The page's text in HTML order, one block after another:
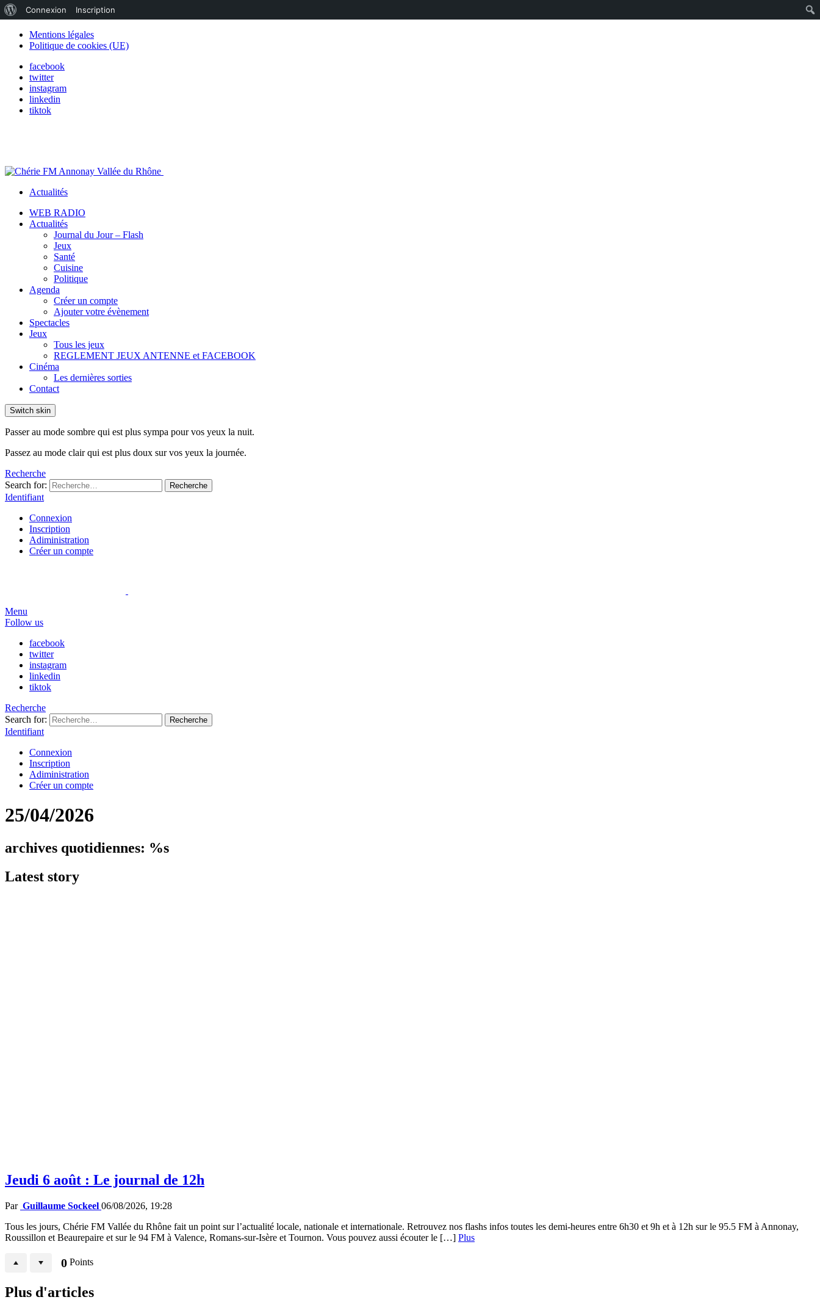
Mentions légales
Politique de cookies (UE)
facebook
twitter
instagram
linkedin
tiktok
Actualités
WEB RADIO
Actualités
Journal du Jour – Flash
Jeux
Santé
Cuisine
Politique
Agenda
Créer un compte
Ajouter votre évènement
Spectacles
Jeux
Tous les jeux
REGLEMENT JEUX ANTENNE et FACEBOOK
Cinéma
Les dernières sorties
Contact
Switch skin
Passer au mode sombre qui est plus sympa pour vos yeux la nuit.
Passez au mode clair qui est plus doux sur vos yeux la journée.
Recherche
Search for:
Recherche
Identifiant
Connexion
Inscription
Adiministration
Créer un compte
Menu
Follow us
facebook
twitter
instagram
linkedin
tiktok
Recherche
Search for:
Recherche
Identifiant
Connexion
Inscription
Adiministration
Créer un compte
25/04/2026
archives quotidiennes: %s
Latest story
Jeudi 6 août : Le journal de 12h
Par Guillaume Sockeel 06/08/2026, 19:28
Tous les jours, Chérie FM Vallée du Rhône fait un point sur l’actualité locale, nationale et internationale. Retrouvez nos flashs infos toutes les demi-heures entre 6h30 et 9h et à 12h sur le 95.5 FM à Annonay,
Roussillon et Beaurepaire et sur le 94 FM à Valence, Romans-sur-Isère et Tournon. Vous pouvez aussi écouter le […] Plus
0 Points
Plus d'articles
de
WordPress
Connexion Inscription